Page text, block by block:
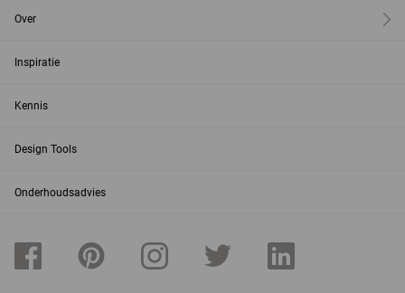
Over
Inspiratie
Kennis
Design Tools
Onderhoudsadvies